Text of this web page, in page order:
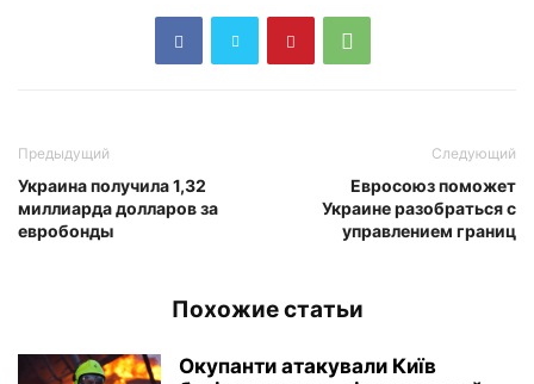
Предыдущий
Украина получила 1,32
миллиарда долларов за
евробонды
Следующий
Евросоюз поможет
Украине разобраться с
управлением границ
Похожие статьи
Окупанти атакували Київ